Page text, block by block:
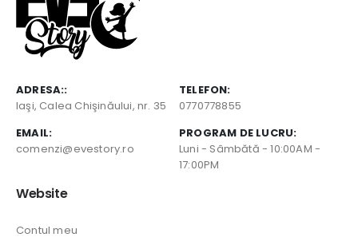
ADRESA::
Iaşi, Calea Chişinăului, nr. 35
TELEFON:
0770778855
EMAIL:
comenzi@evestory.ro
PROGRAM DE LUCRU:
Luni - Sâmbătă - 10:00AM -
17:00PM
Website
Contul meu